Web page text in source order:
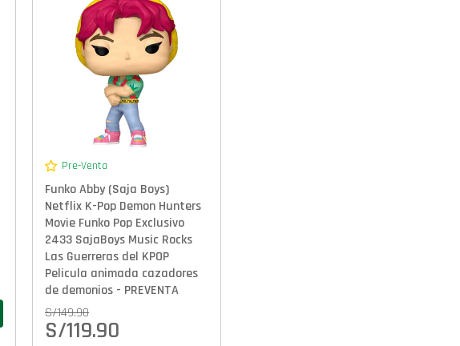
Pre-Venta
Funko Abby (Saja Boys)
Netflix K-Pop Demon Hunters
Movie Funko Pop Exclusivo
2433 SajaBoys Music Rocks
Las Guerreras del KPOP
Pelicula animada cazadores
de demonios - PREVENTA
S/149.90
S/119.90